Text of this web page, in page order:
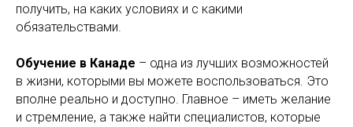
получить, на каких условиях и с какими
обязательствами.
Обучение в Канаде – одна из лучших возможностей
в жизни, которыми вы можете воспользоваться. Это
вполне реально и доступно. Главное – иметь желание
и стремление, а также найти специалистов, которые